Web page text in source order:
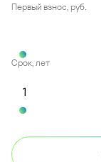
Первый взнос, руб.
Срок, лет